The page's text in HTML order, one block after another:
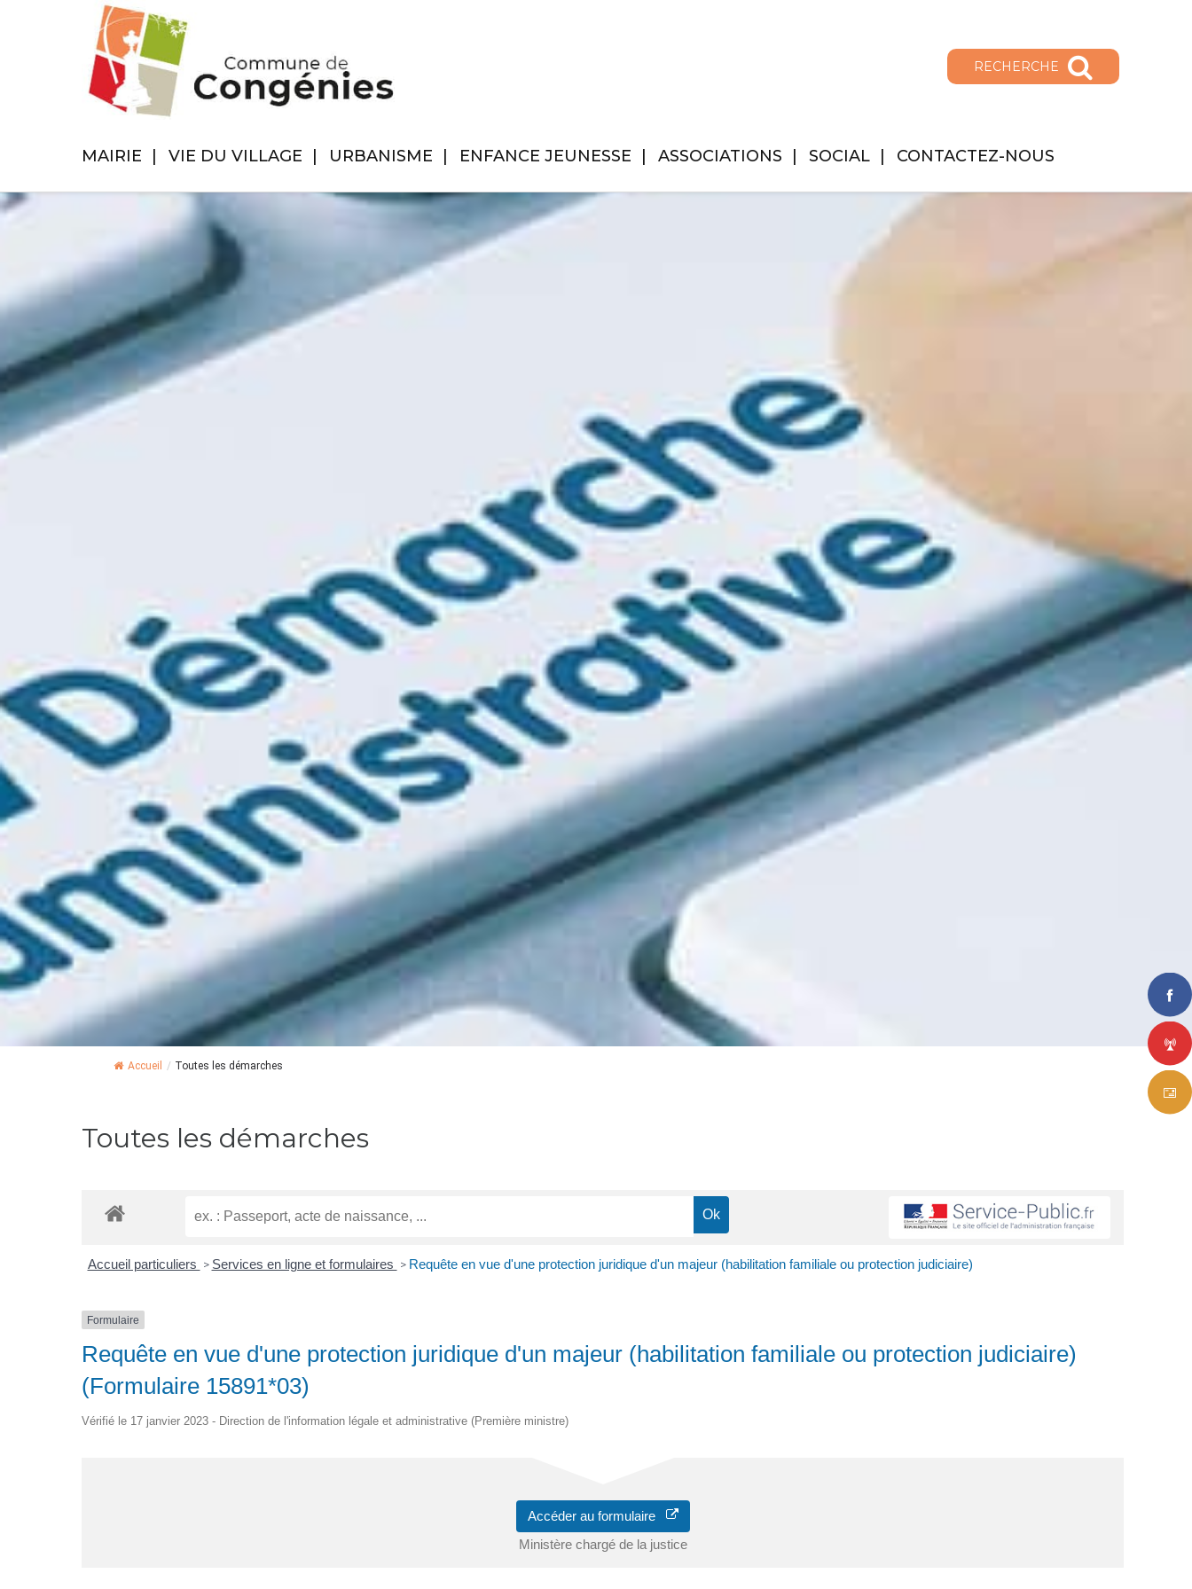
RECHERCHE
MAIRIE VIE DU VILLAGE URBANISME ENFANCE JEUNESSE ASSOCIATIONS SOCIAL CONTACTEZ-NOUS
Accueil / Toutes les démarches
Toutes les démarches
Accueil particuliers > Services en ligne et formulaires > Requête en vue d'une protection juridique d'un majeur (habilitation familiale ou protection judiciaire)
Formulaire
Requête en vue d'une protection juridique d'un majeur (habilitation familiale ou protection judiciaire)
(Formulaire 15891*03)
Vérifié le 17 janvier 2023 - Direction de l'information légale et administrative (Première ministre)
Accéder au formulaire
Ministère chargé de la justice